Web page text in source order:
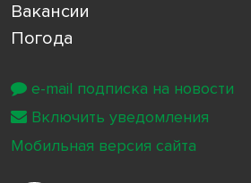
Вакансии
Погода
e-mail подписка на новости
Включить уведомления
Мобильная версия сайта